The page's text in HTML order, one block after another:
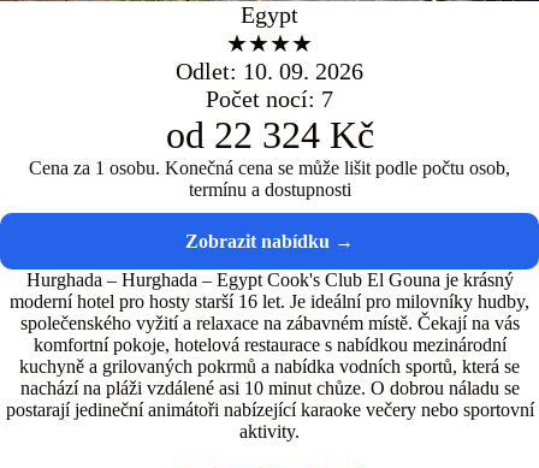
Egypt
★★★★
Odlet: 10. 09. 2026
Počet nocí: 7
od 22 324 Kč
Cena za 1 osobu. Konečná cena se může lišit podle počtu osob,
termínu a dostupnosti
Hurghada – Hurghada – Egypt Cook's Club El Gouna je krásný
moderní hotel pro hosty starší 16 let. Je ideální pro milovníky hudby,
společenského vyžití a relaxace na zábavném místě. Čekají na vás
komfortní pokoje, hotelová restaurace s nabídkou mezinárodní
kuchyně a grilovaných pokrmů a nabídka vodních sportů, která se
nachází na pláži vzdálené asi 10 minut chůze. O dobrou náladu se
postarají jedineční animátoři nabízející karaoke večery nebo sportovní
aktivity.